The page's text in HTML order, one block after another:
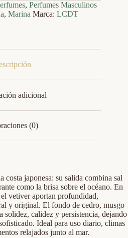
, Perfumes Masculinos
, Marina Marca: LCDT
adicional
(0)
costa japonesa: su salida combina sal
como la brisa sobre el océano. En
vetiver aportan profundidad,
y original. El fondo de cedro, musgo
solidez, calidez y persistencia, dejando
Ideal para uso diario, climas
relajados junto al mar.